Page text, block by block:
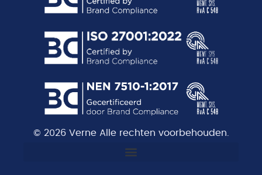
© 2026 Verne Alle rechten voorbehouden.